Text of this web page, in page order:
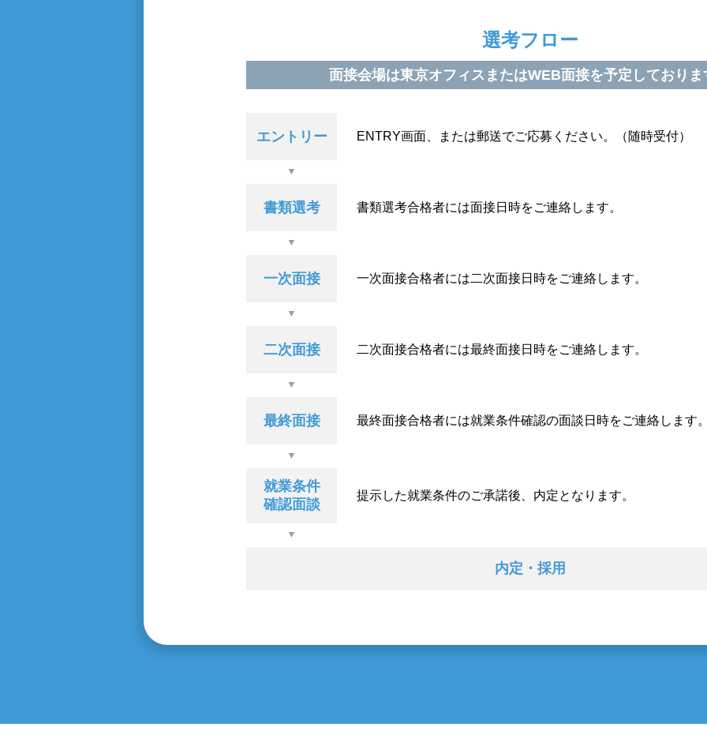
選考フロー
面接会場は東京オフィスまたはWEB面接を予定しておりま
エントリー ENTRY画面、または郵送でご応募ください。（随時受付）
書類選考 書類選考合格者には面接日時をご連絡します。
一次面接 一次面接合格者には二次面接日時をご連絡します。
二次面接 二次面接合格者には最終面接日時をご連絡します。
最終面接 最終面接合格者には就業条件確認の面談日時をご連絡します
就業条件
確認面談
提示した就業条件のご承諾後、内定となります。
内定・採用